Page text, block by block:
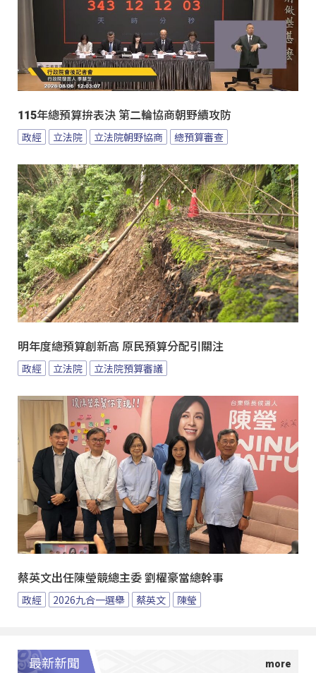
115年總預算拚表決 第二輪協商朝野續攻防
政經 立法院 立法院朝野協商 總預算審查
明年度總預算創新高 原民預算分配引關注
政經 立法院 立法院預算審議
蔡英文出任陳瑩競總主委 劉櫂豪當總幹事
政經 2026九合一選舉 蔡英文 陳瑩
最新新聞